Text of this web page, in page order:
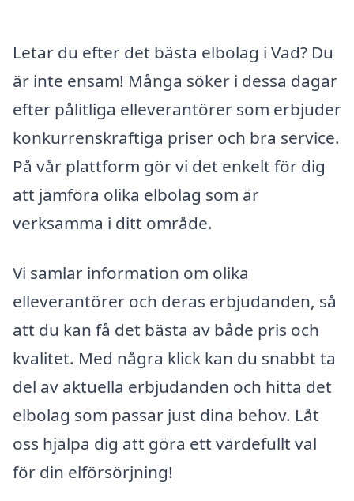
Letar du efter det bästa elbolag i Vad? Du
är inte ensam! Många söker i dessa dagar
efter pålitliga elleverantörer som erbjuder
konkurrenskraftiga priser och bra service.
På vår plattform gör vi det enkelt för dig
att jämföra olika elbolag som är
verksamma i ditt område.
Vi samlar information om olika
elleverantörer och deras erbjudanden, så
att du kan få det bästa av både pris och
kvalitet. Med några klick kan du snabbt ta
del av aktuella erbjudanden och hitta det
elbolag som passar just dina behov. Låt
oss hjälpa dig att göra ett värdefullt val
för din elförsörjning!